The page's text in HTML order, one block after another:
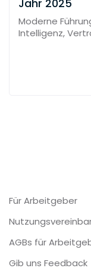
Jahr 2025
Moderne
Intelligenz,
Für Arbeitgeber
AGBs für
Gib uns Feedback